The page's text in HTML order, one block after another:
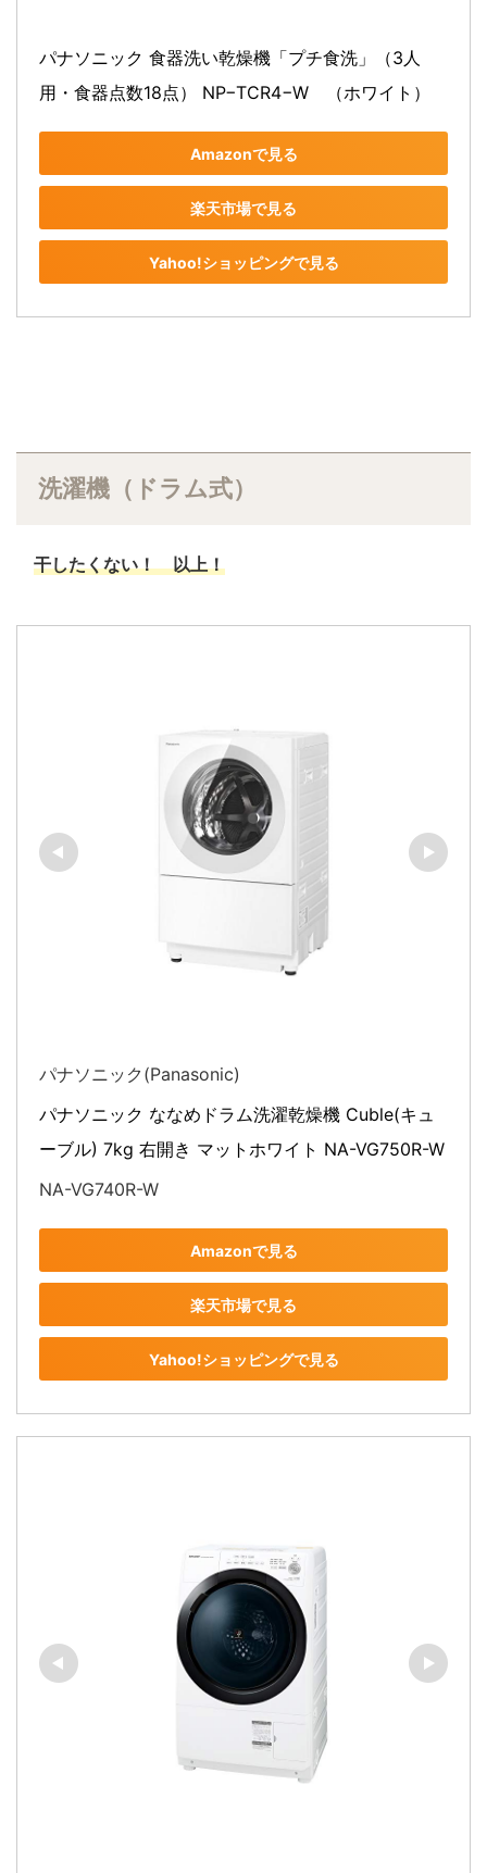
パナソニック 食器洗い乾燥機「プチ食洗」（3人
用・食器点数18点） NP−TCR4−W　（ホワイト）
Amazonで見る
楽天市場で見る
Yahoo!ショッピングで見る
洗濯機（ドラム式）
干したくない！ 以上！
パナソニック(Panasonic)
パナソニック ななめドラム洗濯乾燥機 Cuble(キュ
ーブル) 7kg 右開き マットホワイト NA-VG750R-W
NA-VG740R-W
Amazonで見る
楽天市場で見る
Yahoo!ショッピングで見る